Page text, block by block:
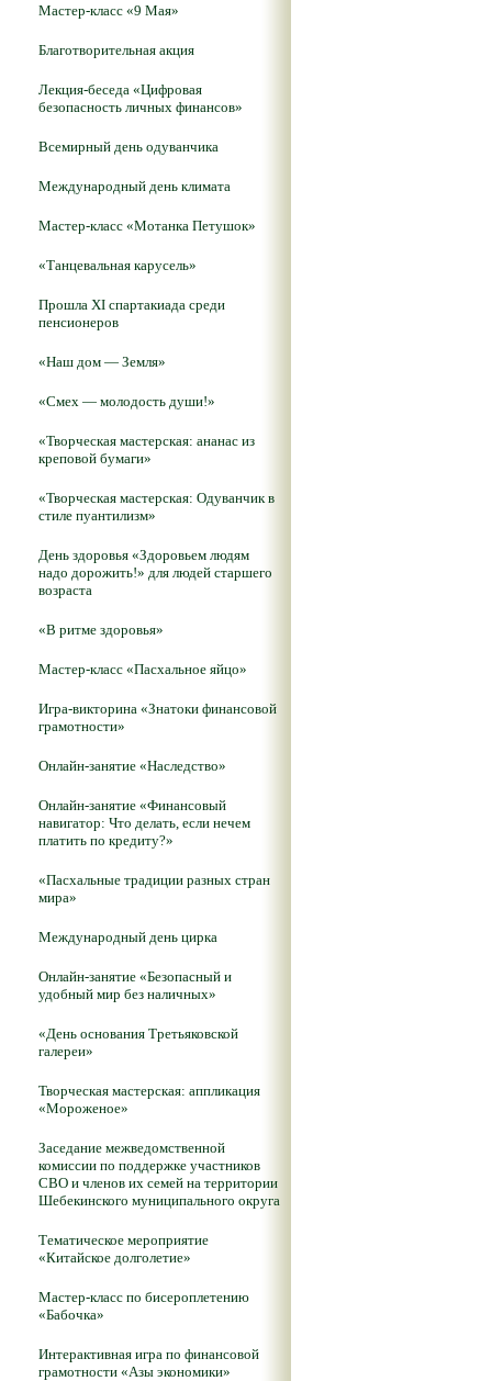
Мастер-класс «9 Мая»
Благотворительная акция
Лекция-беседа «Цифровая
безопасность личных финансов»
Всемирный день одуванчика
Международный день климата
Мастер-класс «Мотанка Петушок»
«Танцевальная карусель»
Прошла XI спартакиада среди
пенсионеров
«Наш дом — Земля»
«Смех — молодость души!»
«Творческая мастерская: ананас из
креповой бумаги»
«Творческая мастерская: Одуванчик в
стиле пуантилизм»
День здоровья «Здоровьем людям
надо дорожить!» для людей старшего
возраста
«В ритме здоровья»
Мастер-класс «Пасхальное яйцо»
Игра-викторина «Знатоки финансовой
грамотности»
Онлайн-занятие «Наследство»
Онлайн-занятие «Финансовый
навигатор: Что делать, если нечем
платить по кредиту?»
«Пасхальные традиции разных стран
мира»
Международный день цирка
Онлайн-занятие «Безопасный и
удобный мир без наличных»
«День основания Третьяковской
галереи»
Творческая мастерская: аппликация
«Мороженое»
Заседание межведомственной
комиссии по поддержке участников
СВО и членов их семей на территории
Шебекинского муниципального округа
Тематическое мероприятие
«Китайское долголетие»
Мастер-класс по бисероплетению
«Бабочка»
Интерактивная игра по финансовой
грамотности «Азы экономики»